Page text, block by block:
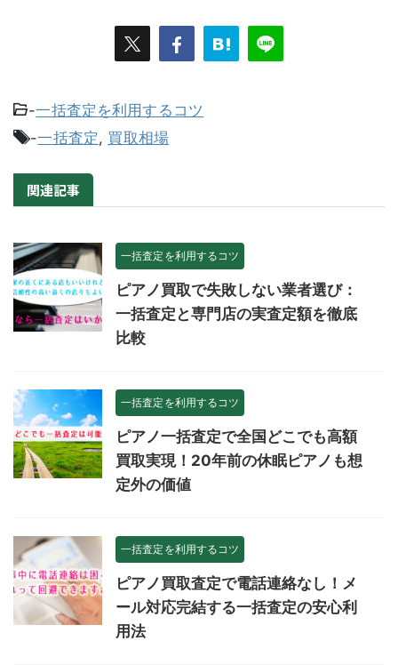
-一括査定を利用するコツ
-一括査定, 買取相場
関連記事
一括査定を利用するコツ
ピアノ買取で失敗しない業者選び：
一括査定と専門店の実査定額を徹底
比較
一括査定を利用するコツ
ピアノ一括査定で全国どこでも高額
買取実現！20年前の休眠ピアノも想
定外の価値
一括査定を利用するコツ
ピアノ買取査定で電話連絡なし！メ
ール対応完結する一括査定の安心利
用法